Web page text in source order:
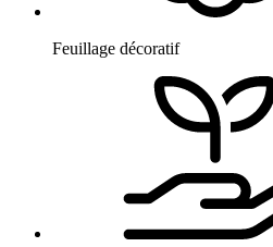
Feuillage décoratif